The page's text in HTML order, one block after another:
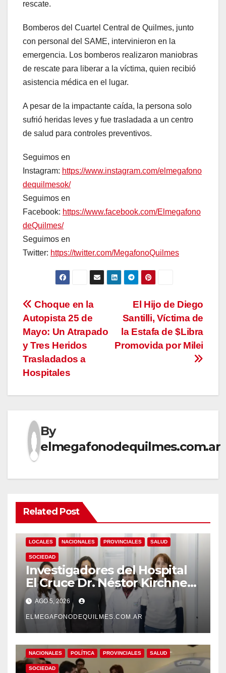
rescate.
Bomberos del Cuartel Central de Quilmes, junto
con personal del SAME, intervinieron en la
emergencia. Los bomberos realizaron maniobras
de rescate para liberar a la víctima, quien recibió
asistencia médica en el lugar.
A pesar de la impactante caída, la persona solo
sufrió heridas leves y fue trasladada a un centro
de salud para controles preventivos.
Seguimos en
Instagram: https://www.instagram.com/elmegafono
dequilmesok/
Seguimos en
Facebook: https://www.facebook.com/Elmegafono
deQuilmes/
Seguimos en
Twitter: https://twitter.com/MegafonoQuilmes
Navegación
de
entradas
El Hijo de Diego
Santilli, Víctima de
la Estafa de $Libra
Promovida por Milei
Choque en la
Autopista 25 de
Mayo: Un Atrapado
y Tres Heridos
Trasladados a
Hospitales
By
elmegafonodequilmes.com.ar
Related Post
LOCALES NACIONALES PROVINCIALES SALUD
SOCIEDAD
Investigadores del Hospital
El Cruce Dr. Néstor Kirchner
desarrollan un estudio
pionero sobre el
envejecimiento cerebral y las
demencias
AGO 5, 2026
ELMEGAFONODEQUILMES.COM.AR
NACIONALES POLÍTICA PROVINCIALES SALUD
SOCIEDAD